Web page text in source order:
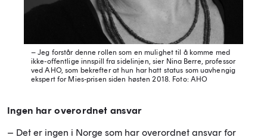
– Jeg forstår denne rollen som en mulighet til å komme med
ikke-offentlige innspill fra sidelinjen, sier Nina Berre, professor
ved AHO, som bekrefter at hun har hatt status som uavhengig
ekspert for Mies-prisen siden høsten 2018. Foto: AHO
Ingen har overordnet ansvar
– Det er ingen i Norge som har overordnet ansvar for